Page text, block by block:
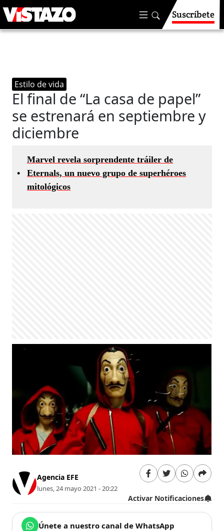
Suscríbete
Estilo de vida
El final de “La casa de papel”
se estrenará en septiembre y
diciembre
•
Marvel revela sorprendente tráiler de
Eternals, un nuevo grupo de superhéroes
mitológicos
Agencia EFE
lunes, 24 mayo 2021 - 20:22
Activar Notificaciones
Únete a nuestro canal de WhatsApp